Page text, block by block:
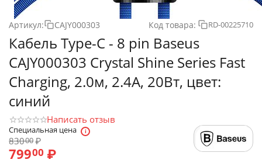
Артикул: CAJY000303 Код товара: RD-00225710
Кабель Type-C - 8 pin Baseus
CAJY000303 Crystal Shine Series Fast
Charging, 2.0м, 2.4A, 20Вт, цвет:
синий
Написать отзыв
Специальная цена
83000₽
79900 ₽